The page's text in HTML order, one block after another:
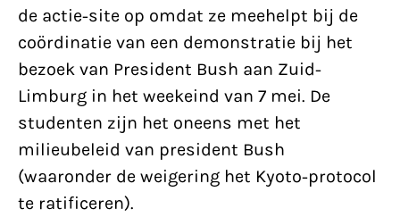
de actie-site op omdat ze meehelpt bij de
coördinatie van een demonstratie bij het
bezoek van President Bush aan Zuid-
Limburg in het weekeind van 7 mei. De
studenten zijn het oneens met het
milieubeleid van president Bush
(waaronder de weigering het Kyoto-protocol
te ratificeren).